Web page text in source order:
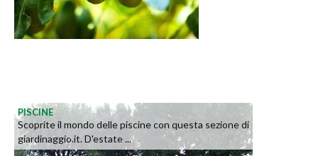
PISCINE
Scoprite il mondo delle piscine con questa sezione di
giardinaggio.it. D'estate ...